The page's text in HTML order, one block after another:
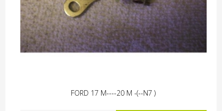
FORD 17 M----20 M -(--N7 )